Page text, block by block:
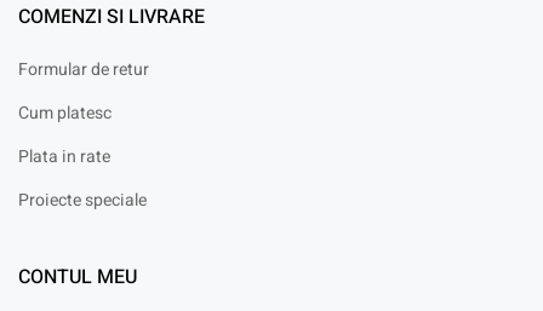
COMENZI SI LIVRARE
Formular de retur
Cum platesc
Plata in rate
Proiecte speciale
CONTUL MEU